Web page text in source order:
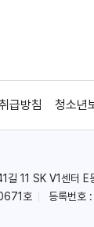
급방침 청소년
길 11 SK V1센터 E
호
등록번호